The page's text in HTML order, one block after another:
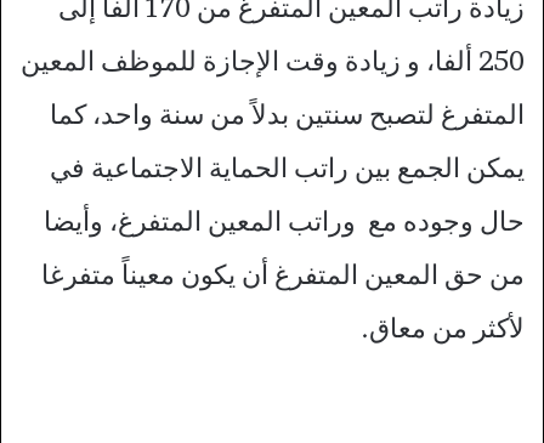
زيادة راتب المعين المتفرغ من 170 ألفا إلى
250 ألفا، و زيادة وقت الإجازة للموظف المعين
المتفرغ لتصبح سنتين بدلاً من سنة واحد، كما
يمكن الجمع بين راتب الحماية الاجتماعية في
حال وجوده مع وراتب المعين المتفرغ، وأيضا
من حق المعين المتفرغ أن يكون معيناً متفرغا
لأكثر من معاق.